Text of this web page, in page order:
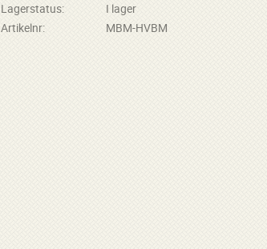
Lagerstatus
I lager
Artikelnr
MBM-HVBM